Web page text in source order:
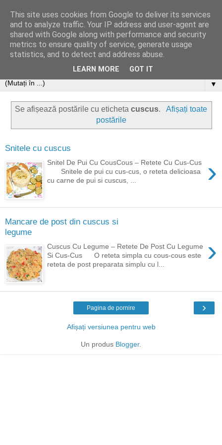
▼
Se afișează postările cu etichetacuscus.
Afișați toate
postările
Snitele cu cuscus
›
Snitel De Pui Cu CousCous – Retete Cu Cus-Cus
Snitele de pui cu cus-cus, o reteta delicioasa
cu carne de pui si cuscus, ...
Mancare de post din cuscus si
legume
›
Cuscus Cu Legume – Retete De Post Cu Legume
Si Cus-Cus O reteta simpla cu cous-cous este
reteta de post preparata simplu cu l...
›
Pagina de pornire
Afișați versiunea pentru web
Un produs Blogger.
This site uses cookies from Google to deliver its services
and to analyze traffic. Your IP address and user-agent are
shared with Google along with performance and security
metrics to ensure quality of service, generate usage
statistics, and to detect and address abuse.
LEARN MORE GOT IT